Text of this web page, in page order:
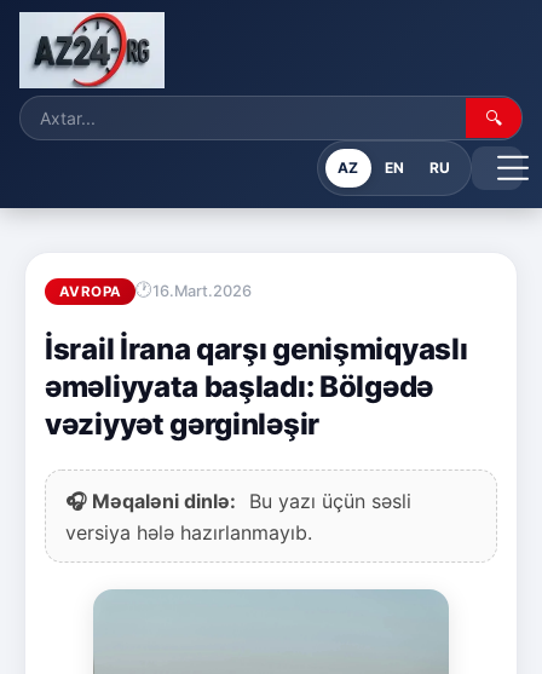
🔍
AZ EN RU
AVROPA 16.Mart.2026
İsrail İrana qarşı genişmiqyaslı
əməliyyata başladı: Bölgədə
vəziyyət gərginləşir
🎧 Məqaləni dinlə:
Bu yazı üçün səsli
versiya hələ hazırlanmayıb.